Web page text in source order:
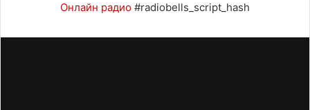
Онлайн радио #radiobells_script_hash